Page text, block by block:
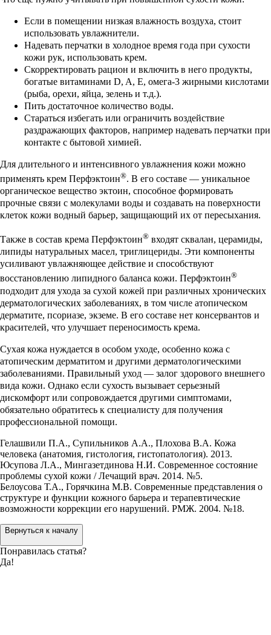
Если в помещении низкая влажность воздуха, стоит
использовать увлажнители.
Надевать перчатки в холодное время года при сухости
кожи рук, использовать крем.
Скорректировать рацион и включить в него продукты,
богатые витаминами D, A, E, омега-3 жирными кислотами
(рыба, орехи, яйца, зелень и т.д.).
Пить достаточное количество воды.
Стараться избегать или ограничить воздействие
раздражающих факторов, например надевать перчатки при
контакте с бытовой химией.
Для длительного и интенсивного увлажнения кожи можно
применять крем Перфэктоин®. В его составе — уникальное
органическое вещество эктоин, способное формировать
прочные связи с молекулами воды и создавать на поверхности
клеток кожи водный барьер, защищающий их от пересыхания.
Также в состав крема Перфэктоин® входят сквалан, церамиды,
липиды натуральных масел, триглицериды. Эти компоненты
усиливают увлажняющее действие и способствуют
восстановлению липидного баланса кожи. Перфэктоин®
подходит для ухода за сухой кожей при различных хронических
дерматологических заболеваниях, в том числе атопическом
дерматите, псориазе, экземе. В его составе нет консервантов и
красителей, что улучшает переносимость крема.
Сухая кожа нуждается в особом уходе, особенно кожа с
атопическим дерматитом и другими дерматологическими
заболеваниями. Правильный уход — залог здорового внешнего
вида кожи. Однако если сухость вызывает серьезный
дискомфорт или сопровождается другими симптомами,
обязательно обратитесь к специалисту для получения
профессиональной помощи.
Гелашвили П.А., Супильников А.А., Плохова В.А. Кожа
человека (анатомия, гистология, гистопатология). 2013.
Юсупова Л.А., Мингазетдинова Н.И. Современное состояние
проблемы сухой кожи / Лечащий врач. 2014. №5.
Белоусова Т.А., Горячкина М.В. Современные представления о
структуре и функции кожного барьера и терапевтические
возможности коррекции его нарушений. РМЖ. 2004. №18.
Вернуться к началу
Понравилась статья?
Да!